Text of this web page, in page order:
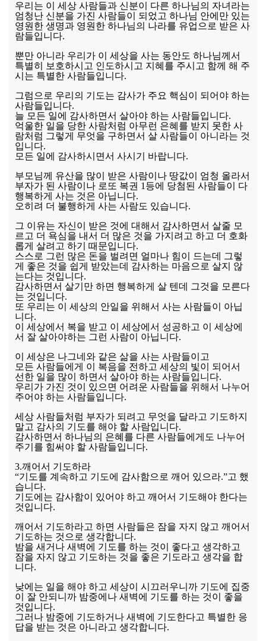
우리는 이 세상 사람들과 신분이 다른 하나님의 자녀라는
엄청난 신분을 가진 사람들이 되었고 하나님 안에만 있는
영원한 생명과 영원한 하나님의 나라를 유업으로 받은 사
람들입니다.
뿐만 아니라 우리가 이 세상을 사는 동안도 하나님께서
특별히 보호하시고 인도하시고 지혜를 주시고 함께 해 주
시는 특별한 사람들입니다.
그럼으로 우리의 기도는 감사가 주요 핵심이 되어야 하는
사람들입니다.
늘 모든 일에 감사하면서 살아야 하는 사람들입니다.
억울한 일을 당한 사람처럼 아무런 은혜를 받지 못한 사
람처럼 그렇게 무엇을 구하면서 살 사람들이 아니라는 것
입니다.
모든 일에 감사하시면서 사시기 바랍니다.
부모님께 유산을 많이 받은 사람이나 땅값이 엄청 올라서
부자가 된 사람이나 로또 복권 1등에 당첨된 사람들이 다
행복하게 사는 것은 아닙니다.
오히려 더 불행하게 사는 사람도 있습니다.
그 이유는 자신이 받은 것에 대해서 감사하면서 살줄 모
르고 더 욕심을 내서 더 많은 것을 가지려고 하고 더 호화
롭게 살려고 하기 때문입니다.
스스로 그런 많은 돈을 벌려면 얼마나 힘이 드는데 그렇
게 좋은 것을 쉽게 받았는데 감사하는 마음으로 살지 않
는다는 것입니다.
감사하면서 살기만 하면 행복하게 살 텐데 그것을 모른다
는 것입니다.
또 우리는 이 세상의 안일을 위해서 사는 사람들이 아닙
니다.
이 세상에서 복을 받고 이 세상에서 성공하고 이 세상에
서 잘 살아야하는 그런 사람이 아닙니다.
이 세상은 나그네와 같은 삶을 사는 사람들이고
모든 사람들에게 이 복음을 전하고 세상의 빛이 되어서
선한 일을 많이 하면서 살아야 하는 사람들입니다.
우리가 가진 것이 있으면 어려운 사람들을 위해서 나누어
주어야 하는 사람들입니다.
세상 사람들처럼 부자가 되려고 무엇을 달라고 기도하지
말고 감사의 기도를 해야 할 사람입니다.
감사하면서 하나님의 은혜를 다른 사람들에게도 나누어
주기를 힘써야 할 사람들입니다.
3.깨어서 기도하라
“기도를 계속하고 기도에 감사함으로 깨어 있으라.”고 했
습니다.
기도에는 감사함이 있어야 하고 깨어서 기도해야 한다는
것입니다.
깨어서 기도하라고 하면 사람들은 잠을 자지 않고 깨어서
기도하는 것으로 생각합니다.
밤을 새거나 새벽에 기도를 하는 것이 좋다고 생각하고
잠을 자지 않고 기도하는 것을 좋은 기도라고 생각을 합
니다.
낮에는 일을 해야 하고 세상이 시끄러우니까 기도에 집중
이 잘 안되니까 밤중에나 새벽에 기도를 하는 것이 좋을
것입니다.
그러나 밤중에 기도하거나 새벽에 기도한다고 특별한 응
답을 받는 것은 아니라고 생각합니다.